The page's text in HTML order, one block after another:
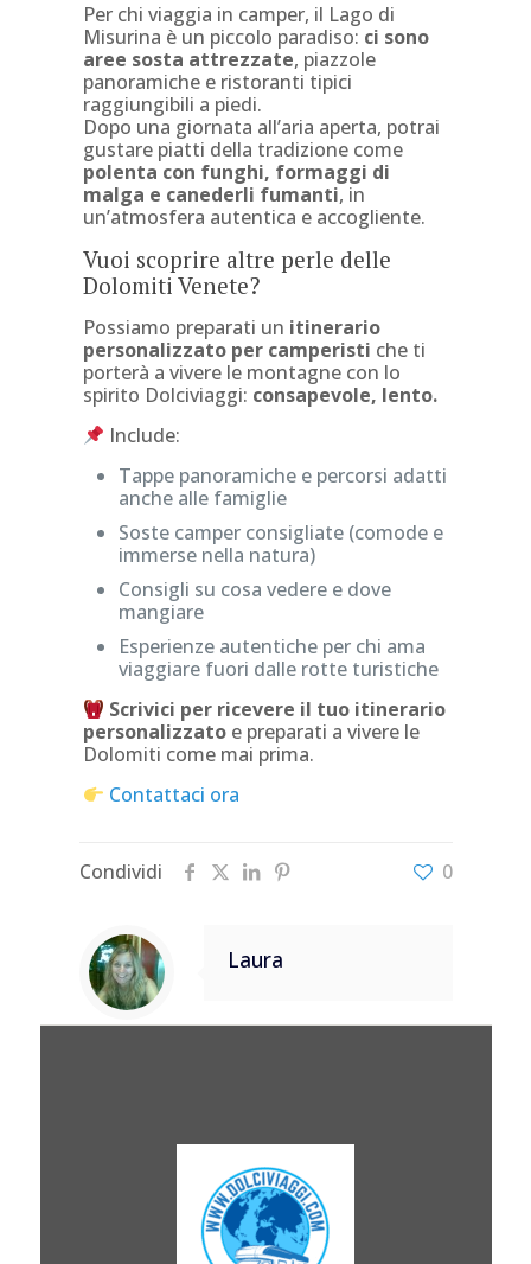
Per chi viaggia in camper, il Lago di
Misurina è un piccolo paradiso: ci sono
aree sosta attrezzate, piazzole
panoramiche e ristoranti tipici
raggiungibili a piedi.
Dopo una giornata all’aria aperta, potrai
gustare piatti della tradizione come
polenta con funghi, formaggi di
malga e canederli fumanti, in
un’atmosfera autentica e accogliente.
Vuoi scoprire altre perle delle
Dolomiti Venete?
Possiamo preparati un itinerario
personalizzato per camperisti che ti
porterà a vivere le montagne con lo
spirito Dolciviaggi: consapevole, lento.
Include:
Tappe panoramiche e percorsi adatti
anche alle famiglie
Soste camper consigliate (comode e
immerse nella natura)
Consigli su cosa vedere e dove
mangiare
Esperienze autentiche per chi ama
viaggiare fuori dalle rotte turistiche
Scrivici per ricevere il tuo itinerario
personalizzatoe preparati a vivere le
Dolomiti come mai prima.
Contattaci ora
Condividi 0
Laura